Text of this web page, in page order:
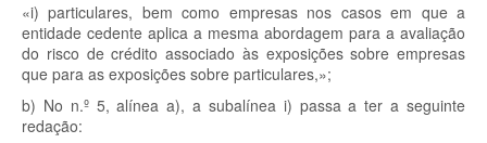
«i) particulares, bem como empresas nos casos em que a
entidade cedente aplica a mesma abordagem para a avaliação
do risco de crédito associado às exposições sobre empresas
que para as exposições sobre particulares,»;
b) No n.º 5, alínea a), a subalínea i) passa a ter a seguinte
redação: